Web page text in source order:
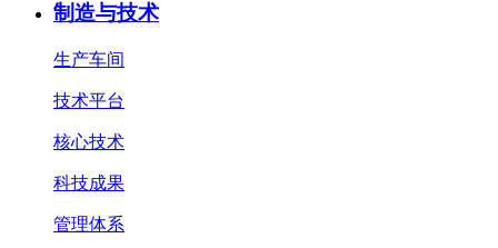
制造与技术
生产车间
技术平台
核心技术
科技成果
管理体系